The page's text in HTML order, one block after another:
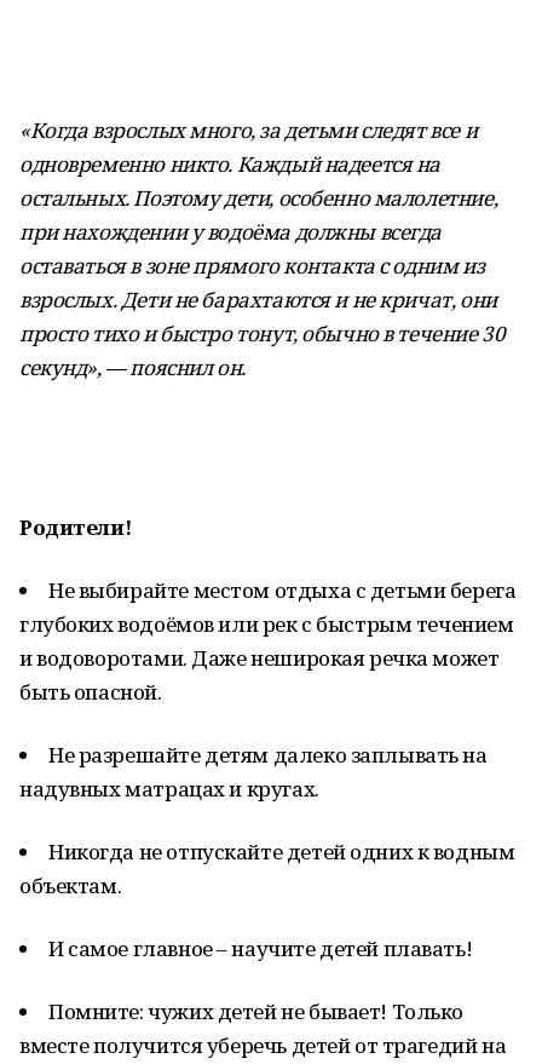
«Когда взрослых много, за детьми следят все и
одновременно никто. Каждый надеется на
остальных. Поэтому дети, особенно малолетние,
при нахождении у водоёма должны всегда
оставаться в зоне прямого контакта с одним из
взрослых. Дети не барахтаются и не кричат, они
просто тихо и быстро тонут, обычно в течение 30
секунд», — пояснил он.
Родители!
Не выбирайте местом отдыха с детьми берега
глубоких водоёмов или рек с быстрым течением
и водоворотами. Даже неширокая речка может
быть опасной.
Не разрешайте детям далеко заплывать на
надувных матрацах и кругах.
Никогда не отпускайте детей одних к водным
объектам.
И самое главное – научите детей плавать!
Помните: чужих детей не бывает! Только
вместе получится уберечь детей от трагедий на